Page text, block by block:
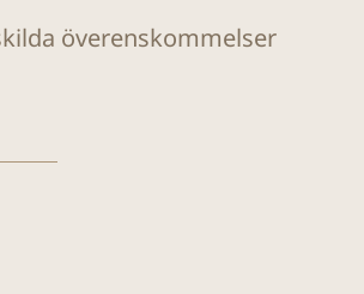
överenskommelser